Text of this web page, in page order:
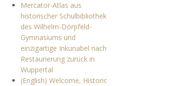
Mercator-Atlas aus
historischer Schulbibliothek
des Wilhelm-Dörpfeld-
Gymnasiums und
einzigartige Inkunabel nach
Restaurierung zurück in
Wuppertal
(English) Welcome, Historic